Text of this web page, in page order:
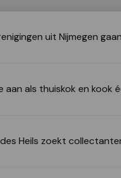
uit Nijmegen
aan als thuiskok en
Heils zoekt